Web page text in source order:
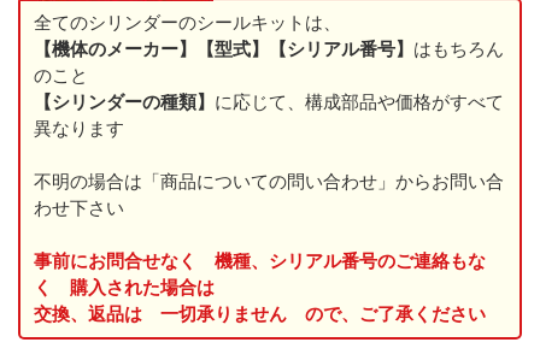
全てのシリンダーのシールキットは、
【機体のメーカー】【型式】【シリアル番号】 はもちろん
のこと
【シリンダーの種類】 に応じて、構成部品や価格がすべて
異なります
不明の場合は「商品についての問い合わせ」からお問い合
わせ下さい
事前にお問合せなく 機種、シリアル番号のご連絡もな
く 購入された場合は
交換、返品は 一切承りません ので、ご了承ください